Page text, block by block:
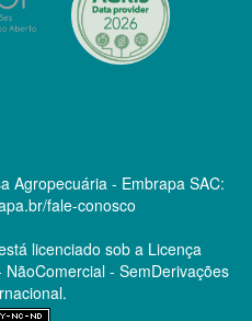
Agropecuária - Embrapa SAC:
fale-conosco
licenciado sob a Licença
- SemDerivações